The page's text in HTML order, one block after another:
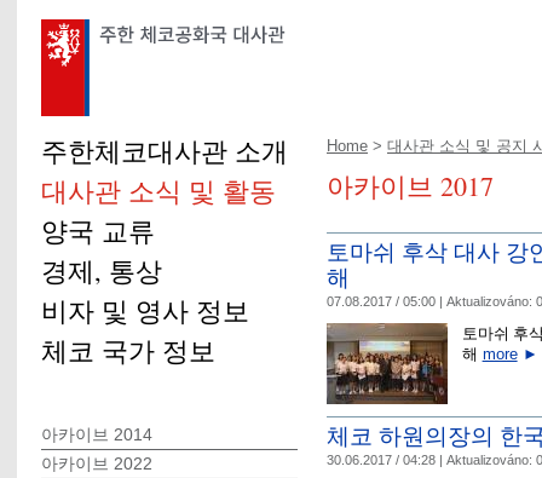
Home > 대사관 소식 및 공지
아카이브 2017
토마쉬 후삭 대사 강
해
07.08.2017 / 05:00 | Aktualizováno:
토마쉬 후
해 more►
체코 하원의장의 한
30.06.2017 / 04:28 | Aktualizováno:
주한체코대사관 소개
대사관 소식 및 활동
양국 교류
경제, 통상
비자 및 영사 정보
체코 국가 정보
아카이브 2014
아카이브 2022